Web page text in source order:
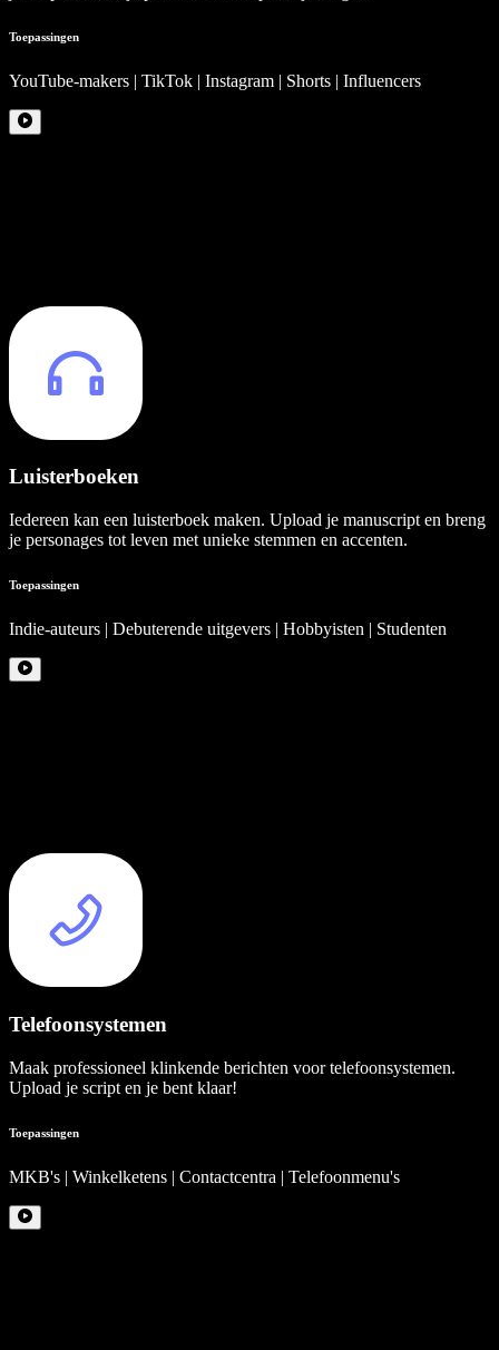
Toepassingen
YouTube-makers | TikTok | Instagram | Shorts | Influencers
Luisterboeken
Iedereen kan een luisterboek maken. Upload je manuscript en breng
je personages tot leven met unieke stemmen en accenten.
Toepassingen
Indie-auteurs | Debuterende uitgevers | Hobbyisten | Studenten
Telefoonsystemen
Maak professioneel klinkende berichten voor telefoonsystemen.
Upload je script en je bent klaar!
Toepassingen
MKB's | Winkelketens | Contactcentra | Telefoonmenu's